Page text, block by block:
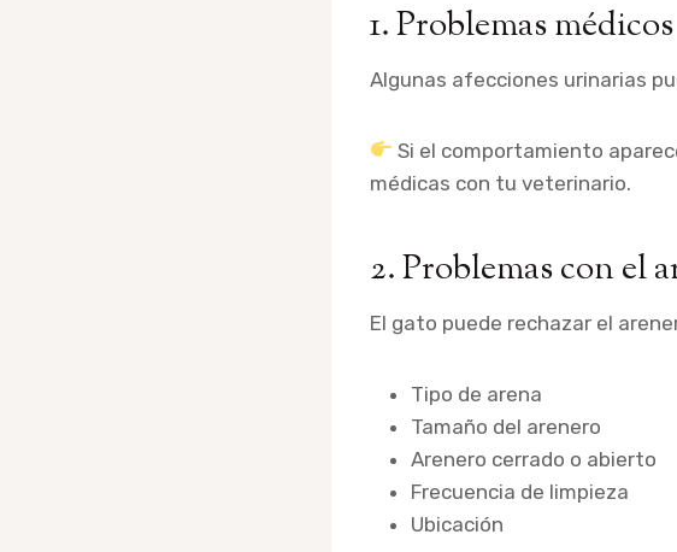
1. Problemas médicos
Algunas afecciones urinarias
Si el comportamiento
médicas con tu veterinario.
2. Problemas con el
El gato puede rechazar el
Tipo de arena
Tamaño del arenero
Arenero cerrado o abierto
Frecuencia de limpieza
Ubicación